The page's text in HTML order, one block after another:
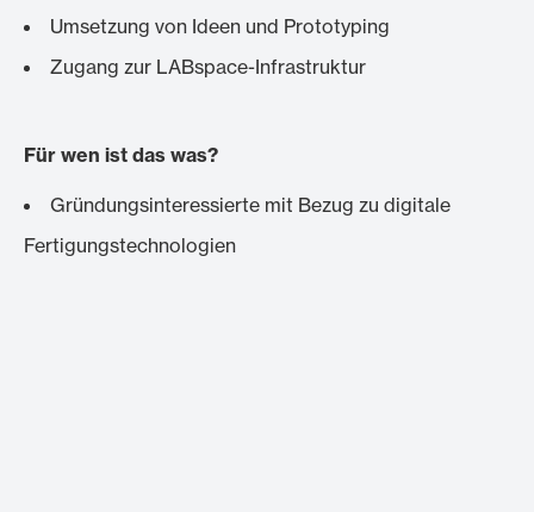
Umsetzung von Ideen und Prototyping
Zugang zur LABspace-Infrastruktur
Für wen ist das was?
Gründungsinteressierte mit Bezug zu digitale
Fertigungstechnologien